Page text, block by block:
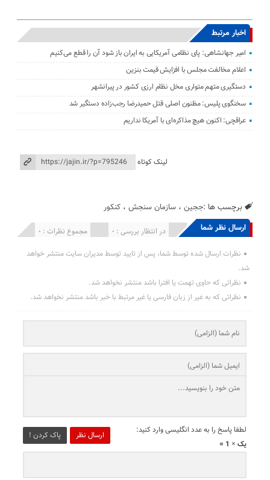
اخبار مرتبط
امیر جهانشاهی: پای نظامی آمریکایی به ایران باز شود آن را قطع می‌کنیم
اعلام مخالفت مجلس با افزایش قیمت بنزین
دستگیری متهم متواری مخل نظام ارزی کشور در پیرانشهر
سخنگوی پلیس: مظنون اصلی قتل حمیدرضا رجب‌زاده دستگیر شد
عراقچی: اکنون هیچ مذاکره‌ای با آمریکا نداریم
لینک کوتاه
برچسب ها :ججین ،سازمان سنجش ،کنکور
ارسال نظر شما مجموع نظرات : 0 در انتظار بررسی : 0 انتشار یافته : 0
نظرات ارسال شده توسط شما، پس از تایید توسط مدیران سایت منتشر خواهد
شد.
نظراتی که حاوی تهمت یا افترا باشد منتشر نخواهد شد.
نظراتی که به غیر از زبان فارسی یا غیر مرتبط با خبر باشد منتشر نخواهد شد.
ارسال نظر پاک کردن !
لطفا پاسخ را به عدد انگلیسی وارد کنید:
یک × 1 =